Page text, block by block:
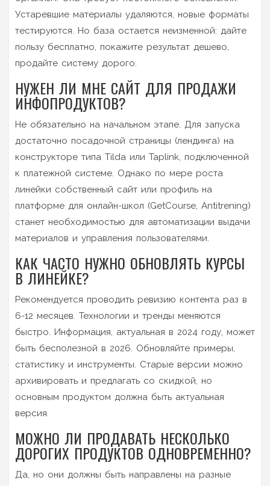
Устаревшие материалы удаляются, новые форматы
тестируются. Но база остается неизменной: дайте
пользу бесплатно, покажите результат дешево,
продайте систему дорого.
НУЖЕН ЛИ МНЕ САЙТ ДЛЯ ПРОДАЖИ
ИНФОПРОДУКТОВ?
Не обязательно на начальном этапе. Для запуска
достаточно посадочной страницы (лендинга) на
конструкторе типа Tilda или Taplink, подключенной
к платежной системе. Однако по мере роста
линейки собственный сайт или профиль на
платформе для онлайн-школ (GetCourse, Antitrening)
станет необходимостью для автоматизации выдачи
материалов и управления пользователями.
КАК ЧАСТО НУЖНО ОБНОВЛЯТЬ КУРСЫ
В ЛИНЕЙКЕ?
Рекомендуется проводить ревизию контента раз в
6-12 месяцев. Технологии и тренды меняются
быстро. Информация, актуальная в 2024 году, может
быть бесполезной в 2026. Обновляйте примеры,
статистику и инструменты. Старые версии можно
архивировать и предлагать со скидкой, но
основным продуктом должна быть актуальная
версия.
МОЖНО ЛИ ПРОДАВАТЬ НЕСКОЛЬКО
ДОРОГИХ ПРОДУКТОВ ОДНОВРЕМЕННО?
Да, но они должны быть направлены на разные